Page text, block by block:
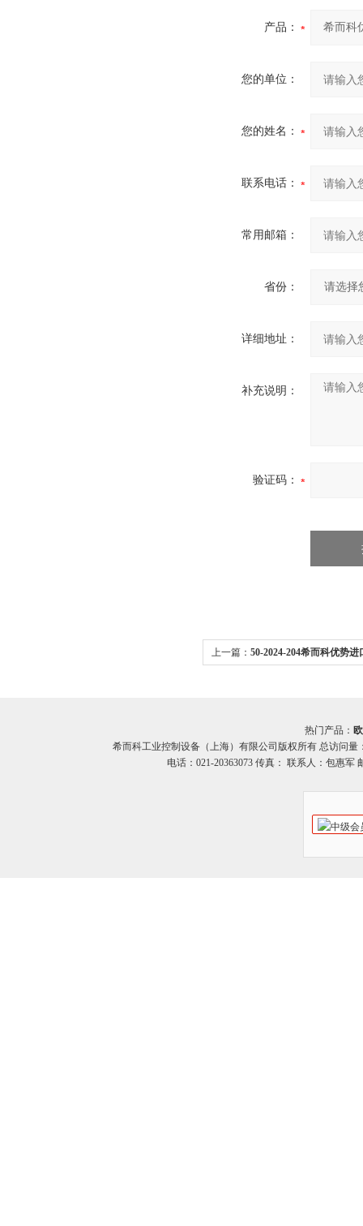
产品：
您的单位：
您的姓名：
联系电话：
常用邮箱：
省份：
详细地址：
补充说明：
验证码：
上一篇： 50-2024-204希而科优势
热门产品：
希而科工业控制设备（上海）有限公司版权所有 总访问量
电话：021-20363073 传真： 联系人：包惠军